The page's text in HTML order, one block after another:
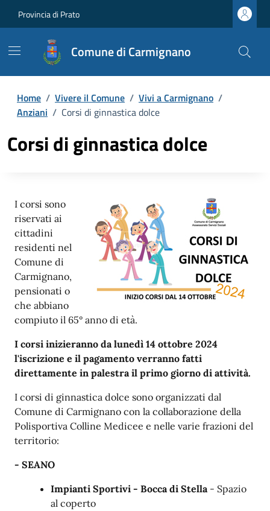
Provincia di Prato
Comune di Carmignano
Home / Vivere il Comune / Vivi a Carmignano /
Anziani / Corsi di ginnastica dolce
Corsi di ginnastica dolce
I corsi sono
riservati ai
cittadini
residenti nel
Comune di
Carmignano,
pensionati o
che abbiano
compiuto il 65° anno di età.
I corsi inizieranno da lunedì 14 ottobre 2024
l'iscrizione e il pagamento verranno fatti
direttamente in palestra il primo giorno di attività.
I corsi di ginnastica dolce sono organizzati dal
Comune di Carmignano con la collaborazione della
Polisportiva Colline Medicee e nelle varie frazioni del
territorio:
- SEANO
Impianti Sportivi - Bocca di Stella- Spazio
al coperto